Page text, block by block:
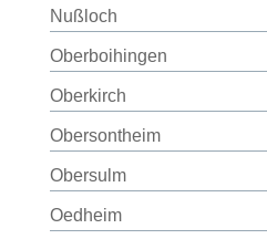
Nußloch
Oberboihingen
Oberkirch
Obersontheim
Obersulm
Oedheim